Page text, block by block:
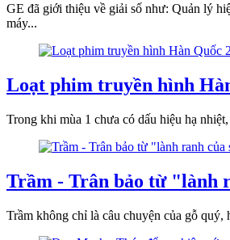
GE đã giới thiệu về giải số như: Quản lý
máy...
Loạt phim truyền hình
Trong khi mùa 1 chưa có dấu hiệu hạ
Trầm - Trân bảo từ "lành
Trầm không chỉ là câu chuyện của gỗ